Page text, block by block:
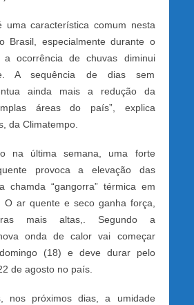
uma característica comum nesta
Brasil, especialmente durante o
a ocorrência de chuvas diminui
A sequência de dias sem
ainda mais a redução da
áreas do país”, explica
da Climatempo.
na última semana, uma forte
provoca a elevação das
chamda “gangorra” térmica em
O ar quente e seco ganha força,
mais altas,. Segundo a
onda de calor vai começar
(18) e deve durar pelo
de agosto no país.
nos próximos dias, a umidade